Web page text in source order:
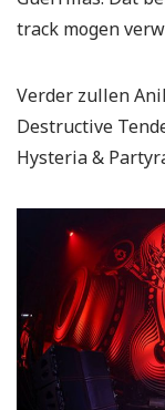
track mogen
Verder zullen
Destructive
Hysteria &